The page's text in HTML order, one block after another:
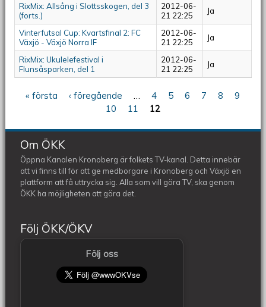
RixMix: Allsång i Slottsskogen, del 3
(forts.)
2012-06-
21 22:25
Ja
Vinterfutsal Cup: Kvartsfinal 2: FC
Växjö - Växjö Norra IF
2012-06-
21 22:25
Ja
RixMix: Ukulelefestival i
Flunsåsparken, del 1
2012-06-
21 22:25
Ja
Sidor
« första ‹ föregående … 4 5 6 7 8
9
10
11 12
Om ÖKK
Öppna Kanalen Kronoberg är folkets TV-kanal. Detta innebär
att vi finns till för att ge medborgare i Kronoberg och Växjö en
plattform att få uttrycka sig. Alla som vill göra TV, ska genom
ÖKK ha möjligheten att göra det.
Följ ÖKK/ÖKV
Följ oss